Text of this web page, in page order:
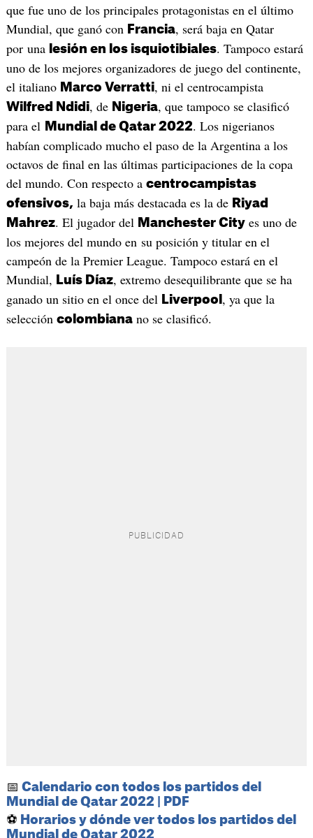
que fue uno de los principales protagonistas en el último
Mundial, que ganó con Francia, será baja en Qatar
por una lesión en los isquiotibiales. Tampoco estará
uno de los mejores organizadores de juego del continente,
el italiano Marco Verratti, ni el centrocampista
Wilfred Ndidi, de Nigeria, que tampoco se clasificó
para el
Mundial de Qatar 2022. Los nigerianos
habían complicado mucho el paso de la Argentina a los
octavos de final en las últimas participaciones de la copa
del mundo. Con respecto a centrocampistas
ofensivos, la baja más destacada es la de Riyad
Mahrez. El jugador del Manchester Cityes uno de
los mejores del mundo en su posición y titular en el
campeón de la Premier League. Tampoco estará en el
Mundial,
Luís Díaz, extremo desequilibrante que se ha
ganado un sitio en el once del Liverpool , ya que la
selección colombianano se clasificó.
📅 Calendario con todos los partidos del
Mundial de Qatar 2022 | PDF
⚽ Horarios y dónde ver todos los partidos del
Mundial de Qatar 2022